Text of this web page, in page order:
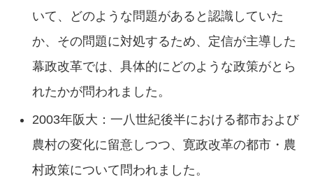
いて、どのような問題があると認識していた
か、その問題に対処するため、定信が主導した
幕政改革では、具体的にどのような政策がとら
れたかが問われました。
2003年阪大：一八世紀後半における都市および
農村の変化に留意しつつ、寛政改革の都市・農
村政策について問われました。